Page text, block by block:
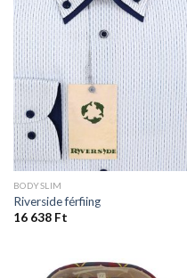
BODYSLIM
Riverside férfiing
16 638 Ft